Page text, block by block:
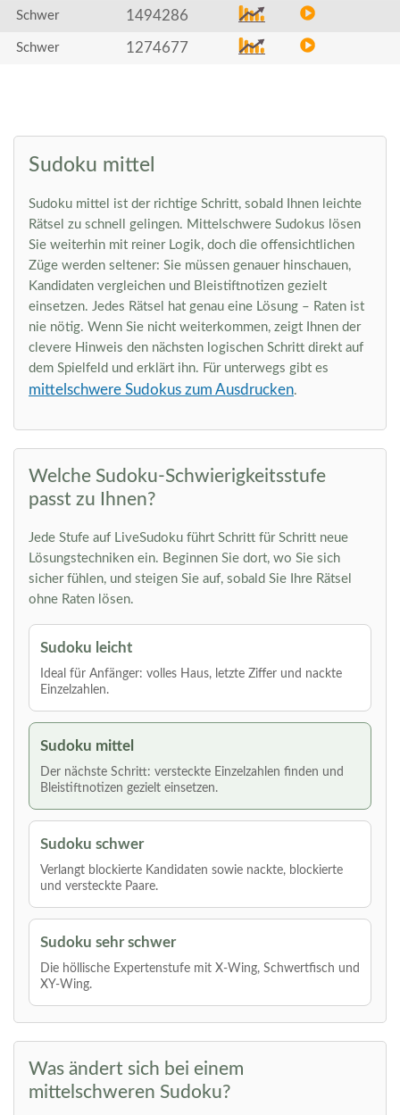
Schwer 1494286
Schwer 1274677
Sudoku mittel
Sudoku mittel ist der richtige Schritt, sobald Ihnen leichte
Rätsel zu schnell gelingen. Mittelschwere Sudokus lösen
Sie weiterhin mit reiner Logik, doch die offensichtlichen
Züge werden seltener: Sie müssen genauer hinschauen,
Kandidaten vergleichen und Bleistiftnotizen gezielt
einsetzen. Jedes Rätsel hat genau eine Lösung – Raten ist
nie nötig. Wenn Sie nicht weiterkommen, zeigt Ihnen der
clevere Hinweis den nächsten logischen Schritt direkt auf
dem Spielfeld und erklärt ihn. Für unterwegs gibt es
mittelschwere Sudokus zum Ausdrucken.
Welche Sudoku-Schwierigkeitsstufe
passt zu Ihnen?
Jede Stufe auf LiveSudoku führt Schritt für Schritt neue
Lösungstechniken ein. Beginnen Sie dort, wo Sie sich
sicher fühlen, und steigen Sie auf, sobald Sie Ihre Rätsel
ohne Raten lösen.
Sudoku leicht
Ideal für Anfänger: volles Haus, letzte Ziffer und nackte
Einzelzahlen.
Sudoku mittel
Der nächste Schritt: versteckte Einzelzahlen finden und
Bleistiftnotizen gezielt einsetzen.
Sudoku schwer
Verlangt blockierte Kandidaten sowie nackte, blockierte
und versteckte Paare.
Sudoku sehr schwer
Die höllische Expertenstufe mit X-Wing, Schwertfisch und
XY-Wing.
Was ändert sich bei einem
mittelschweren Sudoku?